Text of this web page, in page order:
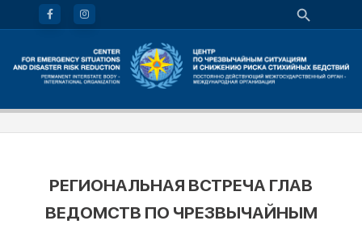
РЕГИОНАЛЬНАЯ ВСТРЕЧА ГЛАВ
ВЕДОМСТВ ПО ЧРЕЗВЫЧАЙНЫМ